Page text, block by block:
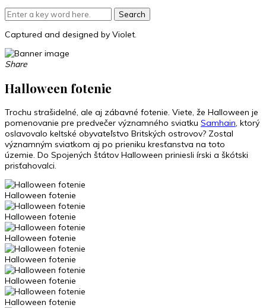
Captured and designed by Violet.
Share
Halloween fotenie
Trochu strašidelné, ale aj zábavné fotenie. Viete, že Halloween je
pomenovanie pre predvečer významného sviatku Samhain, ktorý
oslavovalo keltské obyvateľstvo Britských ostrovov? Zostal
významným sviatkom aj po prieniku kresťanstva na toto
územie. Do Spojených štátov Halloween priniesli írski a škótski
prisťahovalci.
Halloween fotenie
Halloween fotenie
Halloween fotenie
Halloween fotenie
Halloween fotenie
Halloween fotenie